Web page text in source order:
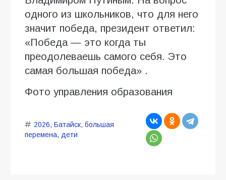
одного из школьников, что для него
значит победа, президент ответил:
«Победа — это когда ты
преодолеваешь самого себя. Это
самая большая победа» .
Фото управления образования
2026, Батайск, большая
перемена, дети